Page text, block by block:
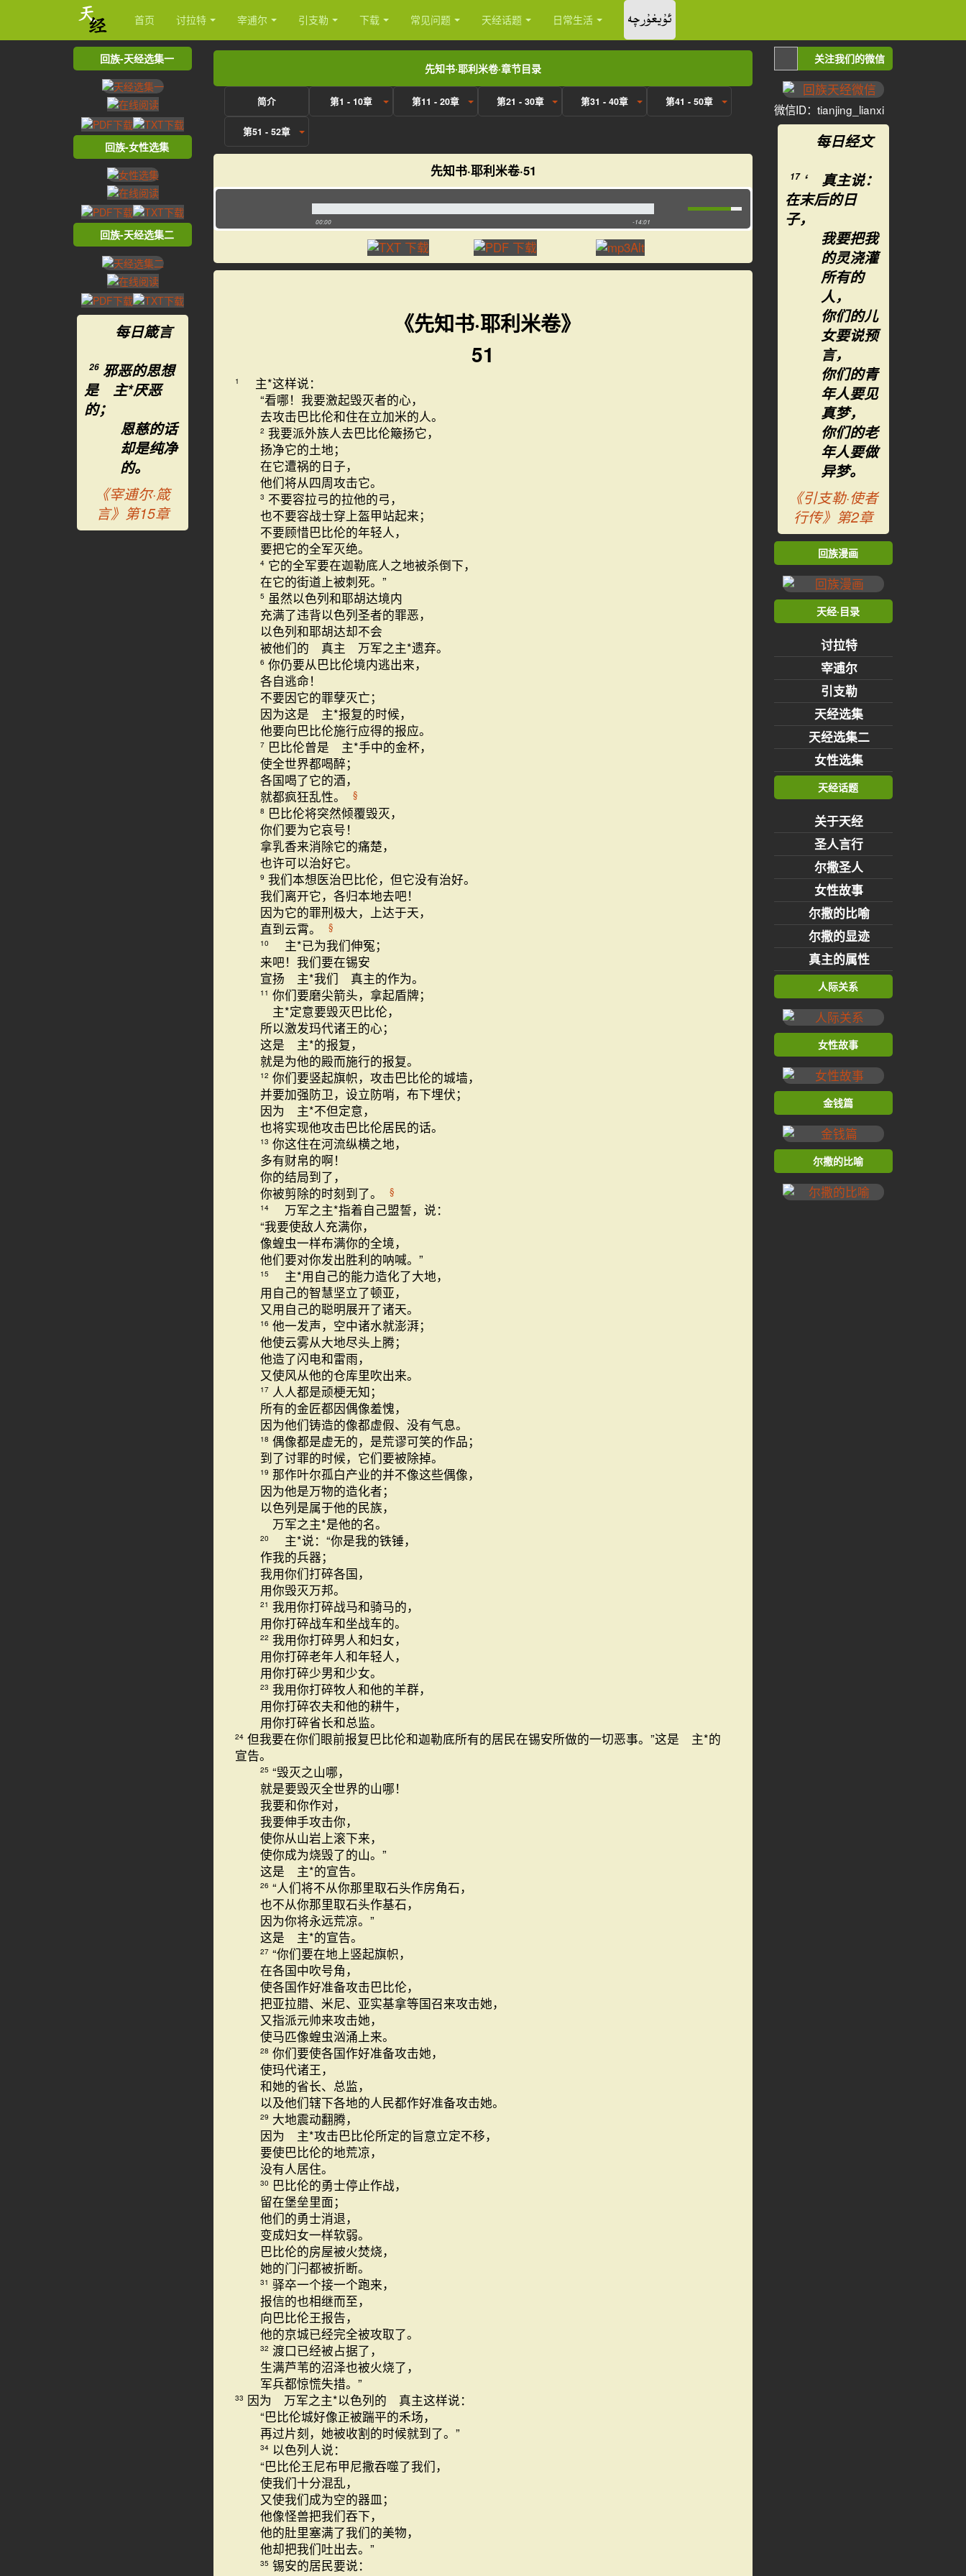
首页 讨拉特 宰逋尔 引支勒 下载 常见问题 天经话题 日常生活 ئۇيغۇرچە
先知书·耶利米卷·章节目录
简介 第1 - 10章 第11 - 20章 第21 - 30章 第31 - 40章 第41 - 50章
第51 - 52章
先知书·耶利米卷·51
00:00 -14:01
《先知书·耶利米卷》
51
1
主*这样说：
“看哪！我要激起毁灭者的心，
去攻击巴比伦和住在立加米的人。
2 我要派外族人去巴比伦簸扬它，
扬净它的土地；
在它遭祸的日子，
他们将从四周攻击它。
3 不要容拉弓的拉他的弓，
也不要容战士穿上盔甲站起来；
不要顾惜巴比伦的年轻人，
要把它的全军灭绝。
4 它的全军要在迦勒底人之地被杀倒下，
在它的街道上被刺死。”
5 虽然以色列和耶胡达境内
充满了违背以色列圣者的罪恶，
以色列和耶胡达却不会
被他们的 真主 万军之主*遗弃。
6 你仍要从巴比伦境内逃出来，
各自逃命！
不要因它的罪孽灭亡；
因为这是 主*报复的时候，
他要向巴比伦施行应得的报应。
7 巴比伦曾是 主*手中的金杯，
使全世界都喝醉；
各国喝了它的酒，
就都疯狂乱性。
§
8 巴比伦将突然倾覆毁灭，
你们要为它哀号！
拿乳香来消除它的痛楚，
也许可以治好它。
9 我们本想医治巴比伦，但它没有治好。
我们离开它，各归本地去吧！
因为它的罪刑极大，上达于天，
直到云霄。
§
10
主*已为我们伸冤；
来吧！我们要在锡安
宣扬 主*我们 真主的作为。
11 你们要磨尖箭头，拿起盾牌；
主*定意要毁灭巴比伦，
所以激发玛代诸王的心；
这是 主*的报复，
就是为他的殿而施行的报复。
12 你们要竖起旗帜，攻击巴比伦的城墙，
并要加强防卫，设立防哨，布下埋伏；
因为 主*不但定意，
也将实现他攻击巴比伦居民的话。
13 你这住在河流纵横之地，
多有财帛的啊！
你的结局到了，
你被剪除的时刻到了。
§
14
万军之主*指着自己盟誓，说：
“我要使敌人充满你，
像蝗虫一样布满你的全境，
他们要对你发出胜利的呐喊。”
15
主*用自己的能力造化了大地，
用自己的智慧坚立了顿亚，
又用自己的聪明展开了诸天。
16 他一发声，空中诸水就澎湃；
他使云雾从大地尽头上腾；
他造了闪电和雷雨，
又使风从他的仓库里吹出来。
17 人人都是顽梗无知；
所有的金匠都因偶像羞愧，
因为他们铸造的像都虚假、没有气息。
18 偶像都是虚无的，是荒谬可笑的作品；
到了讨罪的时候，它们要被除掉。
19 那作叶尔孤白产业的并不像这些偶像，
因为他是万物的造化者；
以色列是属于他的民族，
万军之主*是他的名。
20
主*说：“你是我的铁锤，
作我的兵器；
我用你们打碎各国，
用你毁灭万邦。
21 我用你打碎战马和骑马的，
用你打碎战车和坐战车的。
22 我用你打碎男人和妇女，
用你打碎老年人和年轻人，
用你打碎少男和少女。
23 我用你打碎牧人和他的羊群，
用你打碎农夫和他的耕牛，
用你打碎省长和总监。
24 但我要在你们眼前报复巴比伦和迦勒底所有的居民在锡安所做的一切恶事。”这是 主*的
宣告。
25 “毁灭之山哪，
就是要毁灭全世界的山哪！
我要和你作对，
我要伸手攻击你，
使你从山岩上滚下来，
使你成为烧毁了的山。”
这是 主*的宣告。
26 “人们将不从你那里取石头作房角石，
也不从你那里取石头作基石，
因为你将永远荒凉。”
这是 主*的宣告。
27 “你们要在地上竖起旗帜，
在各国中吹号角，
使各国作好准备攻击巴比伦，
把亚拉腊、米尼、亚实基拿等国召来攻击她，
又指派元帅来攻击她，
使马匹像蝗虫汹涌上来。
28 你们要使各国作好准备攻击她，
使玛代诸王，
和她的省长、总监，
以及他们辖下各地的人民都作好准备攻击她。
29 大地震动翻腾，
因为 主*攻击巴比伦所定的旨意立定不移，
要使巴比伦的地荒凉，
没有人居住。
30 巴比伦的勇士停止作战，
留在堡垒里面；
他们的勇士消退，
变成妇女一样软弱。
巴比伦的房屋被火焚烧，
她的门闩都被折断。
31 驿卒一个接一个跑来，
报信的也相继而至，
向巴比伦王报告，
他的京城已经完全被攻取了。
32 渡口已经被占据了，
生满芦苇的沼泽也被火烧了，
军兵都惊慌失措。”
33 因为 万军之主*以色列的 真主这样说：
“巴比伦城好像正被踹平的禾场，
再过片刻，她被收割的时候就到了。”
34 以色列人说：
“巴比伦王尼布甲尼撒吞噬了我们，
使我们十分混乱，
又使我们成为空的器皿；
他像怪兽把我们吞下，
他的肚里塞满了我们的美物，
他却把我们吐出去。”
35 锡安的居民要说：
回族-天经选集一
回族-女性选集
回族-天经选集二
每日箴言
26 邪恶的思想
是 主*厌恶
的；
恩慈的话
却是纯净
的。
《宰逋尔·箴
言》第15章
关注我们的微信
微信ID：tianjing_lianxi
每日经文
17 ‘ 真主说：
在末后的日
子，
我要把我
的灵浇灌
所有的
人，
你们的儿
女要说预
言，
你们的青
年人要见
真梦，
你们的老
年人要做
异梦。
《引支勒·使者
行传》第2章
回族漫画
天经·目录
讨拉特
宰逋尔
引支勒
天经选集
天经选集二
女性选集
天经话题
关于天经
圣人言行
尔撒圣人
女性故事
尔撒的比喻
尔撒的显迹
真主的属性
人际关系
女性故事
金钱篇
尔撒的比喻